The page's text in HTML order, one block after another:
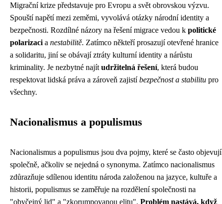
Migrační krize představuje pro Evropu a svět obrovskou výzvu.
Spouští napětí mezi zeměmi, vyvolává otázky národní identity a
bezpečnosti. Rozdílné názory na řešení migrace vedou k politické
polarizaci a nestabilitě. Zatímco někteří prosazují otevřené hranice
a solidaritu, jiní se obávají ztráty kulturní identity a nárůstu
kriminality. Je nezbytné najít udržitelná řešení, která budou
respektovat lidská práva a zároveň zajistíbezpečnost a stabilitu pro
všechny.
Nacionalismus a populismus
Nacionalismus a populismus jsou dva pojmy, které se často objevují
společně, ačkoliv se nejedná o synonyma. Zatímco nacionalismus
zdůrazňuje sdílenou identitu národa založenou na jazyce, kultuře a
historii, populismus se zaměřuje na rozdělení společnosti na
"obyčejný lid" a "zkorumpovanou elitu". Problém nastává, když